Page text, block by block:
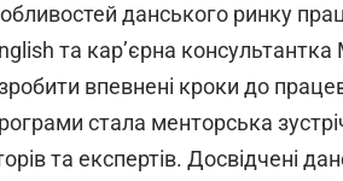
данського ринку
та кар’єрна
впевнені кроки до
стала менторська
та експертів. Досвідчені